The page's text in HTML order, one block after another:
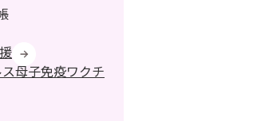
母子免疫ワクチ